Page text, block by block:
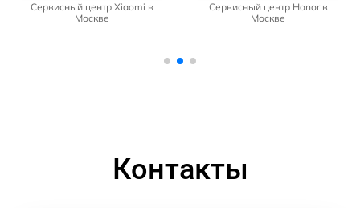
Сервисный центр Xiaomi в
Москве
Сервисный центр Honor в
Москве
Контакты